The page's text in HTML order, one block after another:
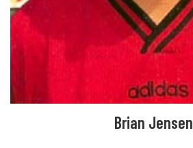
Brian Jensen